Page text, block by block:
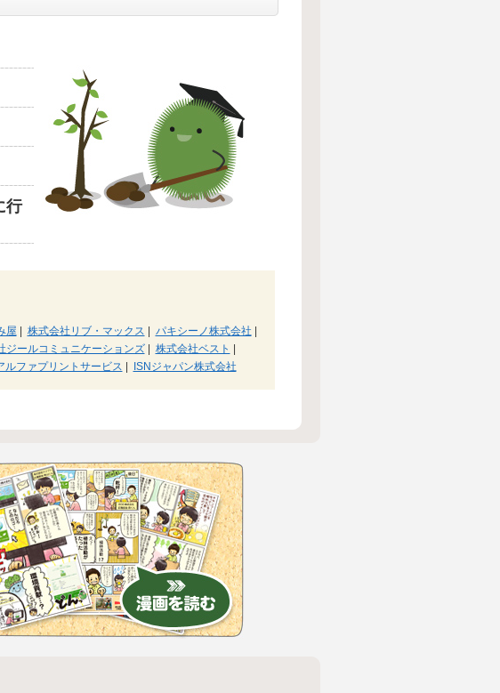
行
屋 株式会社リブ・マックス パキシーノ株式会社
ジールコミュニケーションズ| 株式会社ベスト
ルファプリントサービス ISNジャパン株式会社